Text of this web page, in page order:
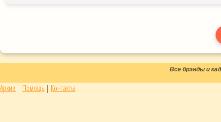
Все брэнды и
Архив | Помощь | Контакты